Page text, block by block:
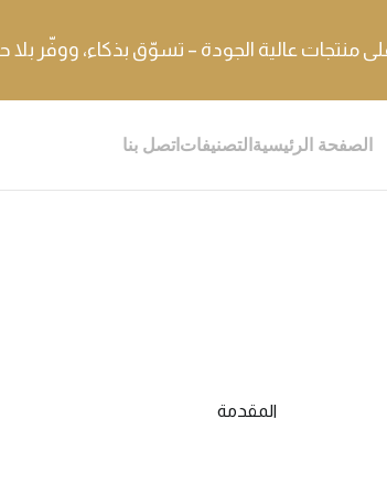
منتجات عالية الجودة – تسوّق بذكاء، ووفّر بلا
الصفحة الرئيسية التصنيفات اتصل بنا
المقدمة